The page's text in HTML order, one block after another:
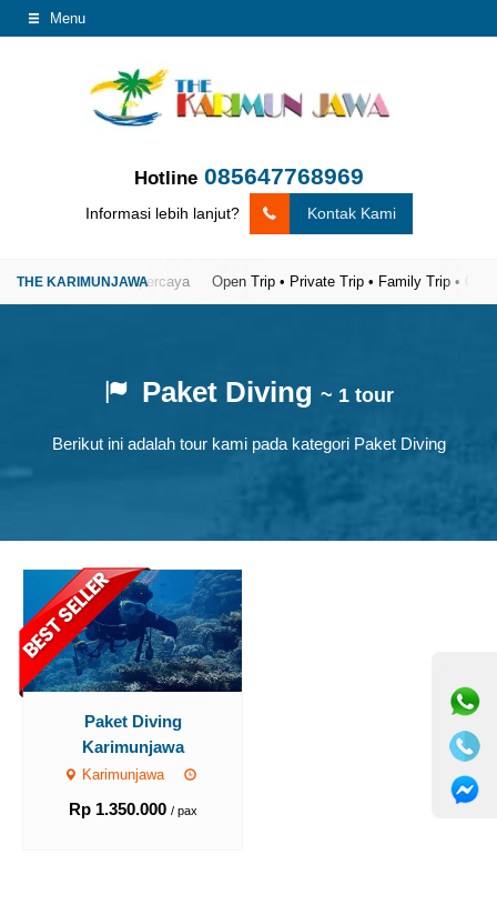
Menu
Hotline 085647768969
Informasi lebih lanjut? Kontak Kami
Karimunjawa Terpercaya Open Trip • Private Trip • Family Trip •
Paket Diving ~ 1 tour
Berikut ini adalah tour kami pada kategori Paket Diving
Paket Diving
Karimunjawa
Karimunjawa
Rp 1.350.000 / pax